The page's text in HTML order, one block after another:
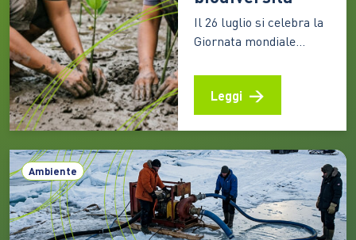
Il 26 luglio si celebra la
Giornata mondiale
foreste costiere, capaci
di immagazzinare CO2,
attenuare gli effetti
degli eventi estremi e
sostenere la vita e le
economie di milioni di
persone Le mangrovie
occupano una sottile
fascia lungo le coste
Leggi
Ambiente